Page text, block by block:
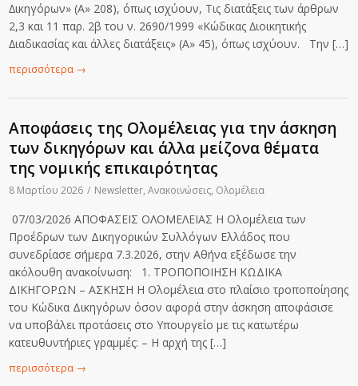
∆ικηγόρων» (Α» 208), όπως ισχύουν, Τις διατάξεις των άρθρων
2,3 και 11 παρ. 2β του ν. 2690/1999 «Κώδικας ∆ιοικητικής
∆ιαδικασίας και άλλες διατάξεις» (Α» 45), όπως ισχύουν. Την […]
περισσότερα →
Αποφάσεις της Ολομέλειας για την άσκηση
των δικηγόρων και άλλα μείζονα θέματα
της νομικής επικαιρότητας
8 Μαρτίου 2026 / Newsletter,Ανακοινώσεις, Ολομέλεια
07/03/2026 ΑΠΟΦΑΣΕΙΣ ΟΛΟΜΕΛΕΙΑΣ Η Ολομέλεια των
Προέδρων των Δικηγορικών Συλλόγων Ελλάδος που
συνεδρίασε σήμερα 7.3.2026, στην Αθήνα εξέδωσε την
ακόλουθη ανακοίνωση: 1. ΤΡΟΠΟΠΟΙΗΣΗ ΚΩΔΙΚΑ
ΔΙΚΗΓΟΡΩΝ – ΑΣΚΗΣΗ Η Ολομέλεια στο πλαίσιο τροποποίησης
του Κώδικα Δικηγόρων όσον αφορά στην άσκηση αποφάσισε
να υποβάλει προτάσεις στο Υπουργείο με τις κατωτέρω
κατευθυντήριες γραμμές: – Η αρχή της […]
περισσότερα →